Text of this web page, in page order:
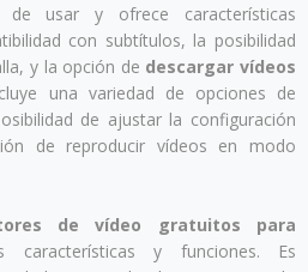
usar y ofrece características
con subtítulos, la posibilidad
y la opción de descargar vídeos
una variedad de opciones de
de ajustar la configuración
de reproducir vídeos en modo
de vídeo gratuitos para
características y funciones. Es